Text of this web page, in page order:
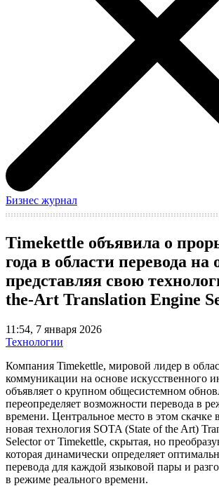
Бизнес журнал
Timekettle объявила о
года в области перевода
представляя свою
the-Art Translation Engine
11:54, 7 января 2026
Технологии
Компания Timekettle, мировой лидер в
коммуникации на основе искусственного
объявляет о крупном общесистемном
переопределяет возможности перевода в
времени. Центральное место в этом скачке
новая технология SOTA (State of the Art)
Selector от Timekettle, скрытая, но
которая динамически определяет
перевода для каждой языковой пары и
в режиме реального времени.